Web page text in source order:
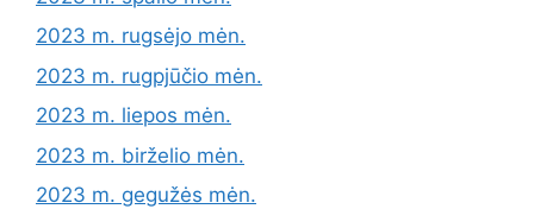
2023 m. rugsėjo mėn.
2023 m. rugpjūčio mėn.
2023 m. liepos mėn.
2023 m. birželio mėn.
2023 m. gegužės mėn.